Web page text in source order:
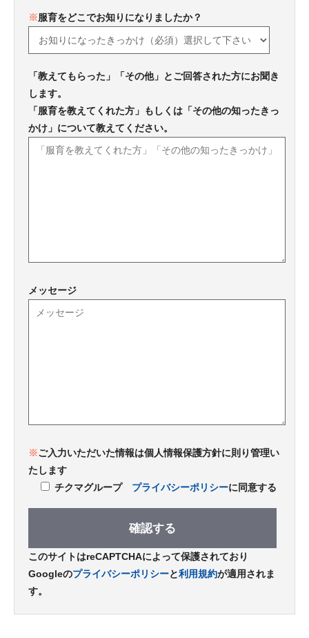
※服育をどこでお知りになりましたか？
「教えてもらった」「その他」とご回答された方にお聞き
します。
「服育を教えてくれた方」もしくは「その他の知ったきっ
かけ」について教えてください。
メッセージ
※ご入力いただいた情報は個人情報保護方針に則り管理い
たします
チクマグループ プライバシーポリシーに同意する
このサイトはreCAPTCHAによって保護されており
Googleのプライバシーポリシーと利用規約が適用されま
す。